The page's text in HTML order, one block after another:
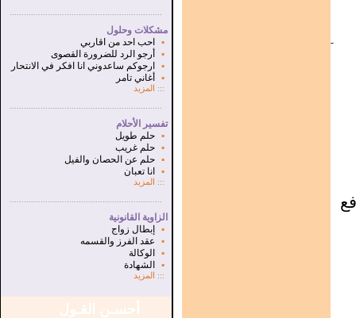
مشكلات وحلول
▪
احب احد من اقاربي
▪
أرجو الرد للضرورة القصوى
▪
ارجوكم ساعدوني انا افكر في الانتحار
▪
أغاني تامر
:::
المزيد
تفسير الأحلام
▪
حلم طويل
▪
حلم غريب
▪
حلم عن الحصان والفيل
▪
انا تعبان
:::
المزيد
الزاوية القانونية
▪
إبطال زواج
▪
عقد الفرز والقسمه
▪
الوكالة
▪
الشهادة
::: المزيد
أحسـن القـول
-